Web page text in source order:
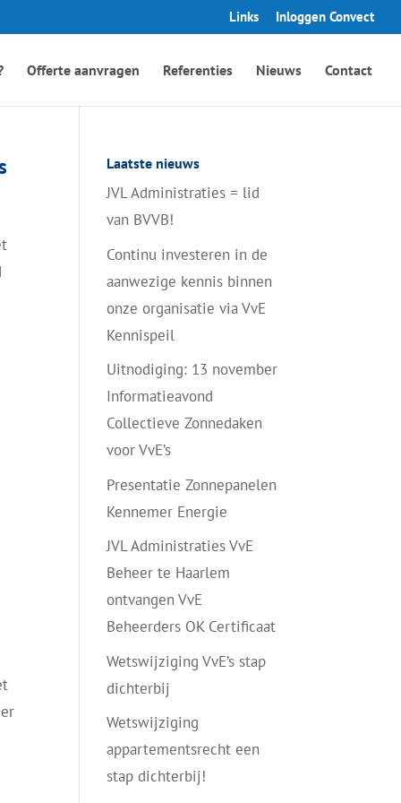
Links Inloggen Convect
Offerte aanvragen Referenties Nieuws Contact
Laatste nieuws
JVL Administraties = lid
van BVVB!
Continu investeren in de
aanwezige kennis binnen
onze organisatie via VvE
Kennispeil
Uitnodiging: 13 november
Informatieavond
Collectieve Zonnedaken
voor VvE’s
Presentatie Zonnepanelen
Kennemer Energie
JVL Administraties VvE
Beheer te Haarlem
ontvangen VvE
Beheerders OK Certificaat
Wetswijziging VvE’s stap
dichterbij
Wetswijziging
appartementsrecht een
stap dichterbij!